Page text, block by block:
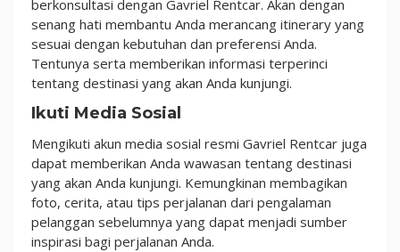
berkonsultasi dengan Gavriel Rentcar. Akan dengan
senang hati membantu Anda merancang itinerary yang
sesuai dengan kebutuhan dan preferensi Anda.
Tentunya serta memberikan informasi terperinci
tentang destinasi yang akan Anda kunjungi.
Ikuti Media Sosial
Mengikuti akun media sosial resmi Gavriel Rentcar juga
dapat memberikan Anda wawasan tentang destinasi
yang akan Anda kunjungi. Kemungkinan membagikan
foto, cerita, atau tips perjalanan dari pengalaman
pelanggan sebelumnya yang dapat menjadi sumber
inspirasi bagi perjalanan Anda.